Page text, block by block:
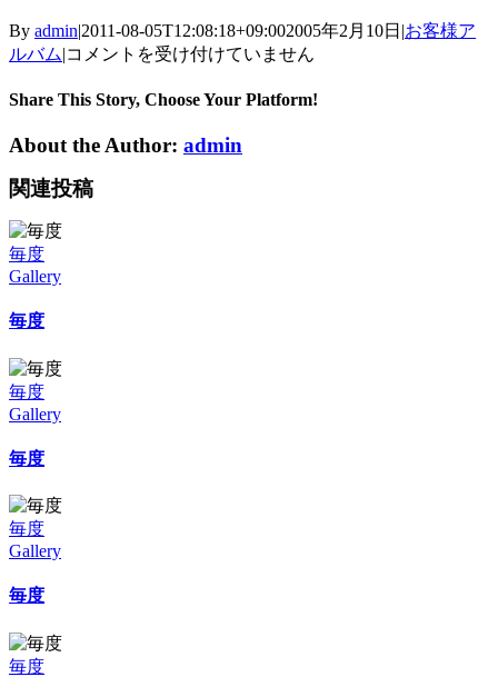
By admin|2011-08-05T12:08:18+09:002005年2月10日 |お客様ア
ルバム|毎
(∩.∩)
コメントを受け付けていません
Share This Story, Choose Your Platform!
About the Author: admin
関連投稿
毎度
Gallery
毎度
毎度
Gallery
毎度
毎度
Gallery
毎度
毎度